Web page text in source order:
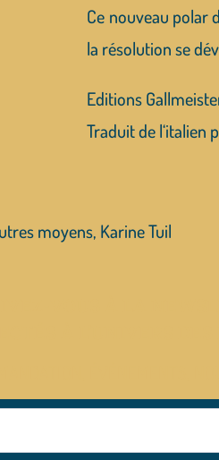
Ce nouveau polar
la résolution se
Editions
Traduit de l‘italien
moyens, Karine Tuil